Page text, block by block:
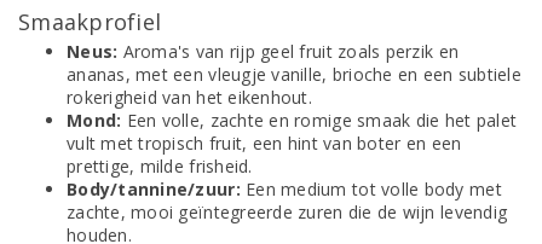
Smaakprofiel
Neus: Aroma's van rijp geel fruit zoals perzik en
ananas, met een vleugje vanille, brioche en een subtiele
rokerigheid van het eikenhout.
Mond: Een volle, zachte en romige smaak die het palet
vult met tropisch fruit, een hint van boter en een
prettige, milde frisheid.
Body/tannine/zuur: Een medium tot volle body met
zachte, mooi geïntegreerde zuren die de wijn levendig
houden.